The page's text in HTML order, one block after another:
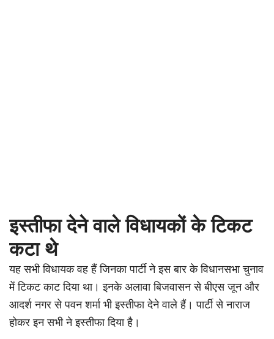
इस्तीफा देने वाले विधायकों के टिकट
कटा थे
यह सभी विधायक वह हैं जिनका पार्टी ने इस बार के विधानसभा चुनाव
में टिकट काट दिया था। इनके अलावा बिजवासन से बीएस जून और
आदर्श नगर से पवन शर्मा भी इस्तीफा देने वाले हैं। पार्टी से नाराज
होकर इन सभी ने इस्तीफा दिया है।